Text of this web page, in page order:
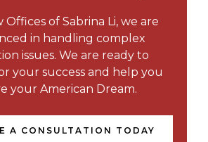
Offices of Sabrina Li, we are
in handling complex
issues. We are ready to
your success and help you
your American Dream.
A CONSULTATION TODAY